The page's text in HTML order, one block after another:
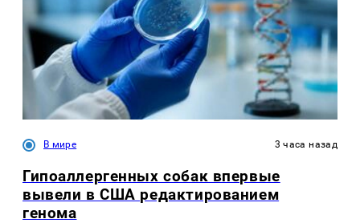
В мире 3 часа назад
Гипоаллергенных собак впервые
вывели в США редактированием
генома